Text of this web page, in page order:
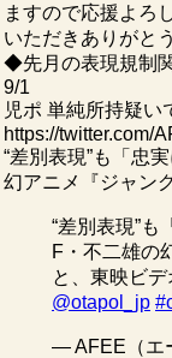
ますので応援よろ
いただきありがと
◆先月の表現規制
9/1
児ポ 単純所持疑い
https://twitter.com/
“差別表現”も「忠
幻アニメ『ジャン
“差別表現”も
F・不二雄の
と、東映ビ
@otapol_jp
— AFEE（エ